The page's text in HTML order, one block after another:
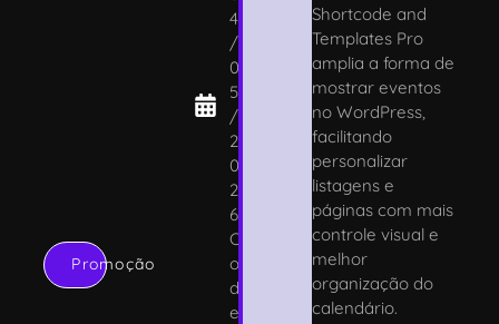
Promoção
4
/
0
5
/
2
0
2
6
C
o
d
e
Shortcode and
Templates Pro
amplia a forma de
mostrar eventos
no WordPress,
facilitando
personalizar
listagens e
páginas com mais
controle visual e
melhor
organização do
calendário.